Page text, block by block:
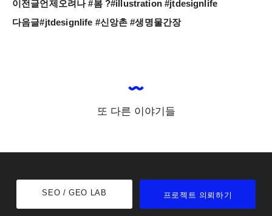
이전글언제오려나 #봄 ?#illustration #jtdesignlife
다음글#jtdesignlife #신앙촌 #생명물간장
또 다른 이야기들
SEO / GEO LAB 프로젝트 의뢰하기